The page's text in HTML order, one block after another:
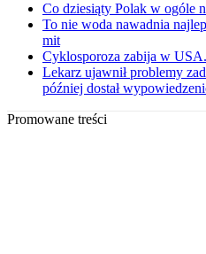
Co dziesiąty Polak w ogóle
To nie woda nawadnia
mit
Cyklosporoza zabija w
Lekarz ujawnił problemy
później dostał
Promowane treści